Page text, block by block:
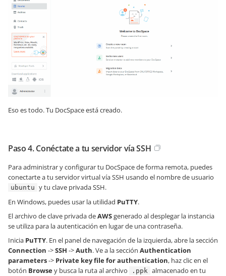
Eso es todo. Tu DocSpace está creado.
Paso 4. Conéctate a tu servidor vía SSH
Para administrar y configurar tu DocSpace de forma remota, puedes
conectarte a tu servidor virtual vía SSH usando el nombre de usuario
ubuntu y tu clave privada SSH.
En Windows, puedes usar la utilidad PuTTY.
El archivo de clave privada deAWSgenerado al desplegar la instancia
se utiliza para la autenticación en lugar de una contraseña.
Inicia PuTTY. En el panel de navegación de la izquierda, abre la sección
Connection ->SSH ->Auth. Ve a la sección Authentication
parameters-> Private key file for authentication, haz clic en el
botón Browsey busca la ruta al archivo .ppk almacenado en tu